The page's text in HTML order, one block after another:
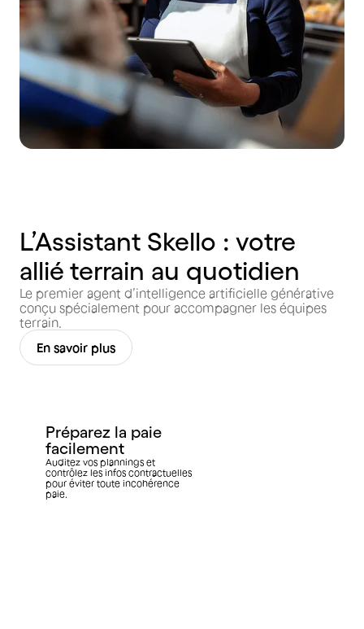
L’Assistant Skello : votre
allié terrain au quotidien
Le premier agent d’intelligence artificielle générative
conçu spécialement pour accompagner les équipes
terrain.
En savoir plus
Préparez la paie
facilement
Auditez vos plannings et
contrôlez les infos contractuelles
pour éviter toute incohérence
paie.